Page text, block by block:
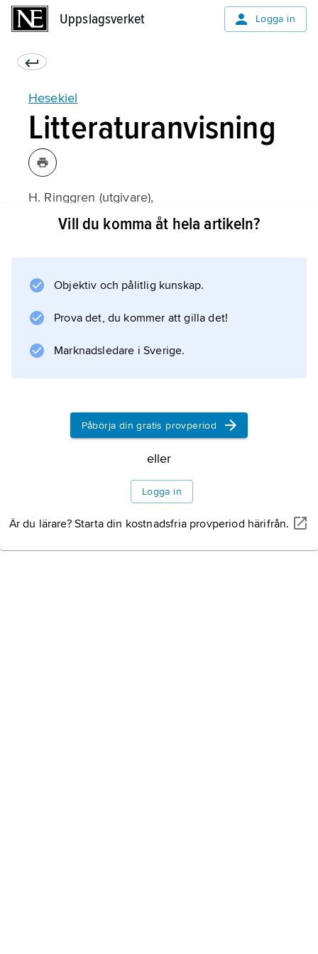
Uppslagsverket Logga in
Hesekiel
Litteraturanvisning
H. Ringgren (utgivare),
Israels profeter
Vill du komma åt hela artikeln?
Objektiv och pålitlig kunskap.
Prova det, du kommer att gilla det!
Marknadsledare i Sverige.
Påbörja din gratis provperiod
eller
Logga in
Är du lärare? Starta din kostnadsfria provperiod härifrån.